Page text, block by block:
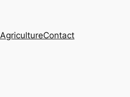
AgricultureContact